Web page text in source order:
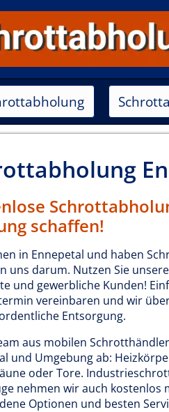
schaffen!
in Ennepetal und haben
uns darum. Nutzen Sie
und gewerbliche Kunden!
vereinbaren und wir
Entsorgung.
aus mobilen
und Umgebung ab:
oder Tore.
nehmen wir auch kostenlos
Optionen und besten